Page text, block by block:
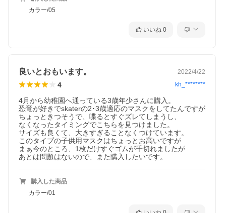
カラー/05
いいね 0
良いとおもいます。 2022/4/22
4 kh_********
4月から幼稚園へ通っている3歳年少さんに購入。
恐竜が好きでskaterの2･3歳適応のマスクをしてたんですが
ちょっときつそうで、喋るとすぐズレてしまうし、
なくなったタイミングでこちらを見つけました。
サイズも良くて、大きすぎることなくつけています。
このタイプの子供用マスクはちょっとお高いですが
まぁ今のところ、1枚だけすぐゴムが千切れましたが
あとは問題はないので、また購入したいです。
購入した商品
カラー/01